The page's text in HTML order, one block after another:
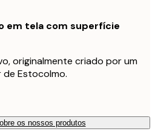
em tela com superfície
originalmente criado por um
de Estocolmo.
os nossos produtos